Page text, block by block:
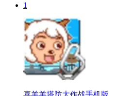
1
喜羊羊塔防大作战手机版